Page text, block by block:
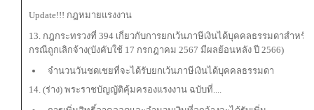
Update!!! กฎหมายแรงงาน
13. กฎกระทรวงที่ 394 เกี่ยวกับการยกเว้นภาษีเงินได้บุคคลธรรมดาสำหรั
กรณีถูกเลิกจ้าง(บังคับใช้ 17 กรกฎาคม 2567 มีผลย้อนหลัง ปี 2566)
จำนวนวันชดเชยที่จะได้รับยกเว้นภาษีเงินได้บุคคลธรรมดา
14. (ร่าง) พระราชบัญญัติคุ้มครองแรงงาน ฉบับที่....